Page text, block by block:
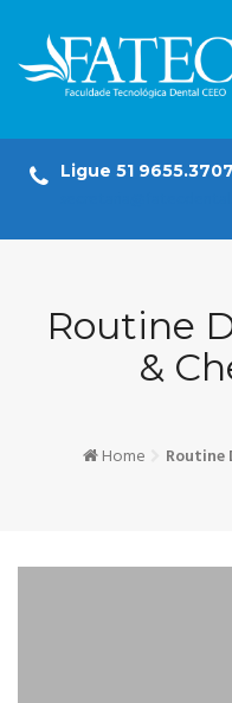
content
Ligue 51 9655.3707
Routine
&
Home Routine